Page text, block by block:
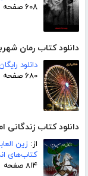
۶۰۸ صفحه
دانلود کتاب رمان
دانلود
۶۸۰ صفحه
دانلود کتاب
از: زین
کتاب‌های
۸۱۴ صفحه